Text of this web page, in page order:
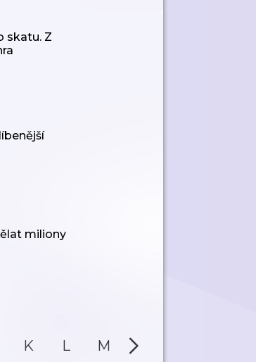
skatu. Z
miliony
K L M N